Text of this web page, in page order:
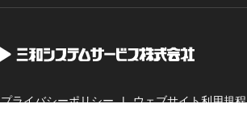
プライバシーポリシー ウェブサイト利用規程